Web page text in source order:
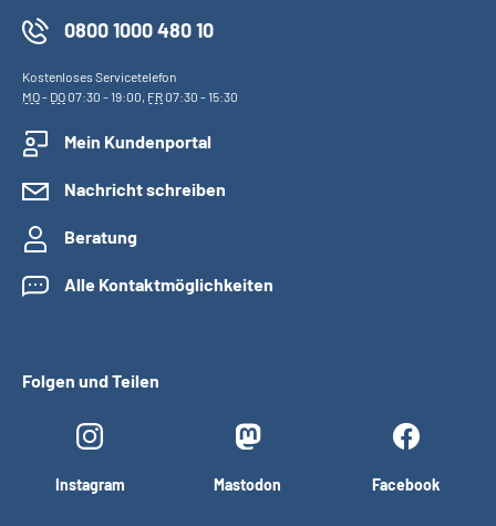
0800 1000 480 10
Kostenloses Servicetelefon
MO- DO07:30 - 19:00, FR07:30 - 15:30
Mein Kundenportal
Nachricht schreiben
Beratung
Alle Kontaktmöglichkeiten
Folgen und Teilen
Instagram Mastodon Facebook